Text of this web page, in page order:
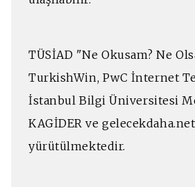
TÜSİAD "Ne Okusam? Ne
TurkishWin, PwC İnternet
İstanbul Bilgi Üniversitesi
KAGİDER ve
yürütülmektedir.